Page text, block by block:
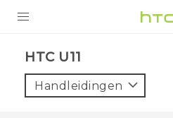
VIVE
HTC U11‎
Handleidingen